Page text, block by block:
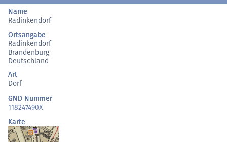
Name
Radinkendorf
Ortsangabe
Radinkendorf
Brandenburg
Deutschland
Art
Dorf
GND Nummer
118247490X
Karte